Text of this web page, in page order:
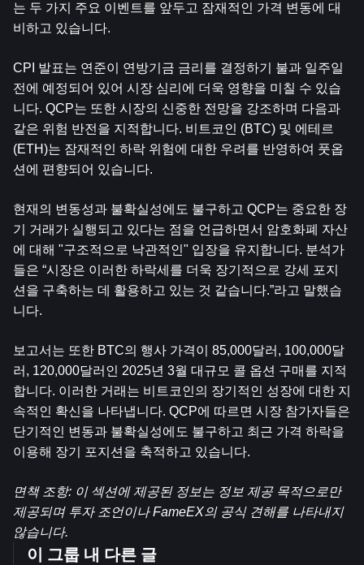
는 두 가지 주요 이벤트를 앞두고 잠재적인 가격 변동에 대
비하고 있습니다.
CPI 발표는 연준이 연방기금 금리를 결정하기 불과 일주일
전에 예정되어 있어 시장 심리에 더욱 영향을 미칠 수 있습
니다. QCP는 또한 시장의 신중한 전망을 강조하며 다음과
같은 위험 반전을 지적합니다. 비트코인 (BTC) 및 에테르
(ETH)는 잠재적인 하락 위험에 대한 우려를 반영하여 풋옵
션에 편향되어 있습니다.
현재의 변동성과 불확실성에도 불구하고 QCP는 중요한 장
기 거래가 실행되고 있다는 점을 언급하면서 암호화폐 자산
에 대해 "구조적으로 낙관적인" 입장을 유지합니다. 분석가
들은 “시장은 이러한 하락세를 더욱 장기적으로 강세 포지
션을 구축하는 데 활용하고 있는 것 같습니다.”라고 말했습
니다.
보고서는 또한 BTC의 행사 가격이 85,000달러, 100,000달
러, 120,000달러인 2025년 3월 대규모 콜 옵션 구매를 지적
합니다. 이러한 거래는 비트코인의 장기적인 성장에 대한 지
속적인 확신을 나타냅니다. QCP에 따르면 시장 참가자들은
단기적인 변동과 불확실성에도 불구하고 최근 가격 하락을
이용해 장기 포지션을 축적하고 있습니다.
면책 조항: 이 섹션에 제공된 정보는 정보 제공 목적으로만
제공되며 투자 조언이나 FameEX의 공식 견해를 나타내지
않습니다.
이 그룹 내 다른 글